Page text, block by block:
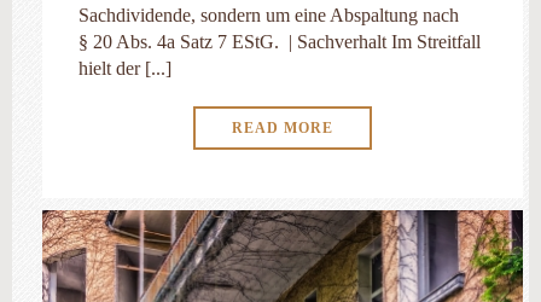
Sachdividende, sondern um eine Abspaltung nach
§ 20 Abs. 4a Satz 7 EStG. | Sachverhalt Im Streitfall
hielt der [...]
READ MORE